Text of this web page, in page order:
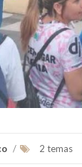
/ 2 temas